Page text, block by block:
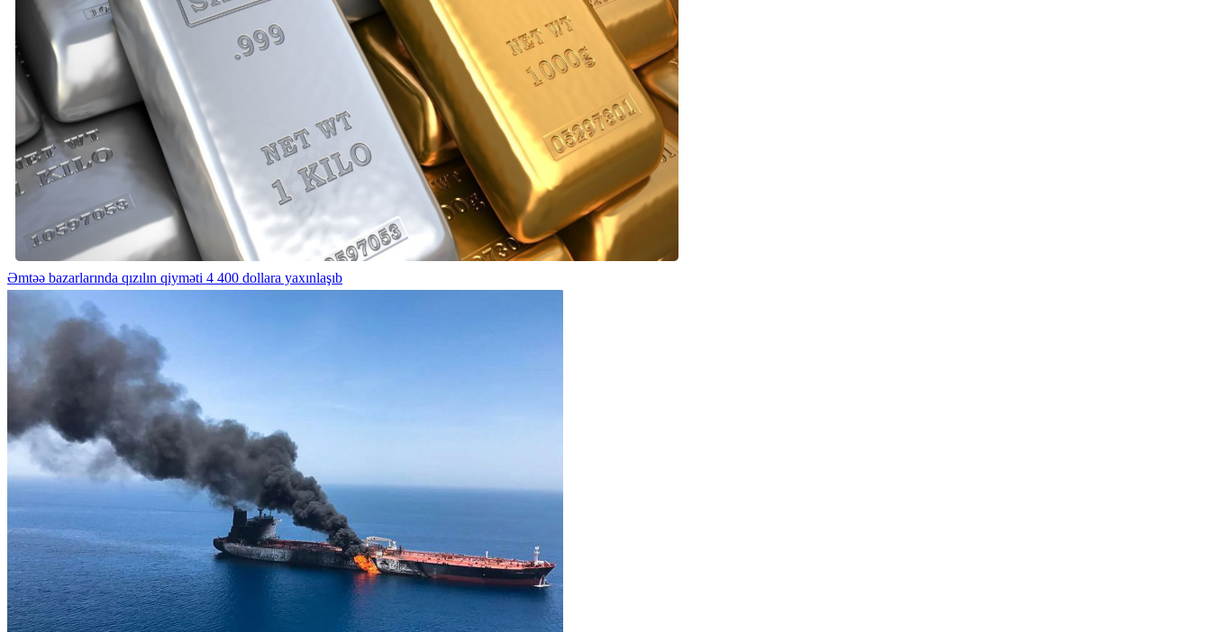
Əmtəə bazarlarında qızılın qiyməti 4 400 dollara yaxınlaşıb